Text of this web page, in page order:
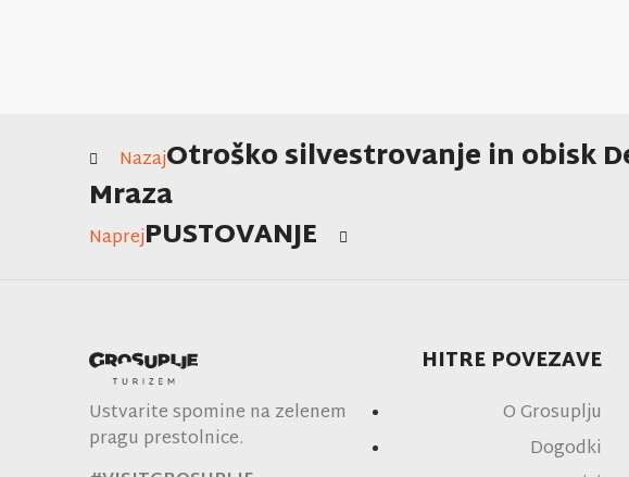
NazajOtroško silvestrovanje in obisk
Mraza
NaprejPUSTOVANJE
Ustvarite spomine na zelenem
pragu prestolnice.
HITRE POVEZAVE
O Grosuplju
Dogodki